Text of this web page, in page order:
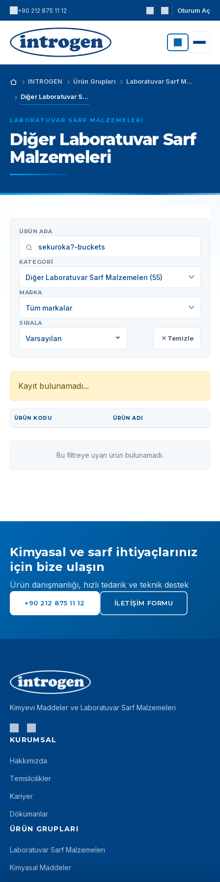
+90 212 875 11 12 Oturum Aç
INTROGEN Ürün Grupları Laboratuvar Sarf Malzemeleri
Diğer Laboratuvar Sarf Malzemeleri
LABORATUVAR SARF MALZEMELERI
Diğer Laboratuvar Sarf
Malzemeleri
ÜRÜN ARA
KATEGORI
Diğer Laboratuvar Sarf Malzemeleri (55)
MARKA
Tüm markalar
SIRALA
Temizle
Kayıt bulunamadı...
ÜRÜN KODU ÜRÜN ADI
Bu filtreye uyan ürün bulunamadı.
Kimyasal ve sarf ihtiyaçlarınız
için bize ulaşın
Ürün danışmanlığı, hızlı tedarik ve teknik destek
+90 212 875 11 12 İLETIŞIM FORMU
Kimyevi Maddeler ve Laboratuvar Sarf Malzemeleri
KURUMSAL
Hakkımızda
Temsilcilikler
Kariyer
Dökümanlar
ÜRÜN GRUPLARI
Laboratuvar Sarf Malzemeleri
Kimyasal Maddeler